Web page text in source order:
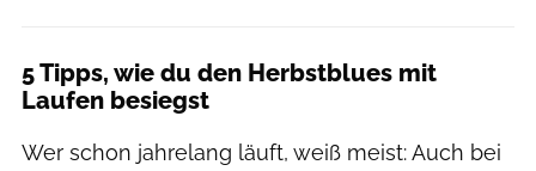
5 Tipps, wie du den Herbstblues mit
Laufen besiegst
Wer schon jahrelang läuft, weiß meist: Auch bei